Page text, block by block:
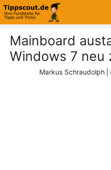
Zum
Inhalt
Mainboard
Windows 7 neu
Markus Schraudolph